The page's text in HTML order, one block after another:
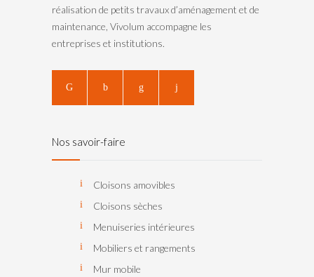
réalisation de petits travaux d’aménagement et de
maintenance, Vivolum accompagne les
entreprises et institutions.
Nos savoir-faire
Cloisons amovibles
Cloisons sèches
Menuiseries intérieures
Mobiliers et rangements
Mur mobile